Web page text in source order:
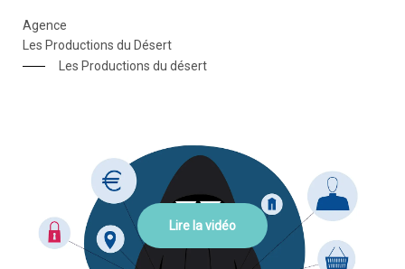
Agence
Les Productions du Désert
Les Productions du désert
Lire la vidéo